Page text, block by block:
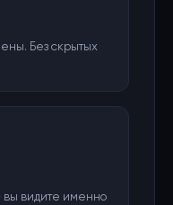
Без скрытых
видите именно